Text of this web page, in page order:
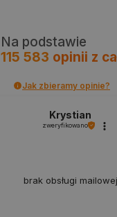
Na podstawie
115 583 opinii z
Jak zbieramy opinie?
Krystian
zweryfikowano
brak obsługi mailowej